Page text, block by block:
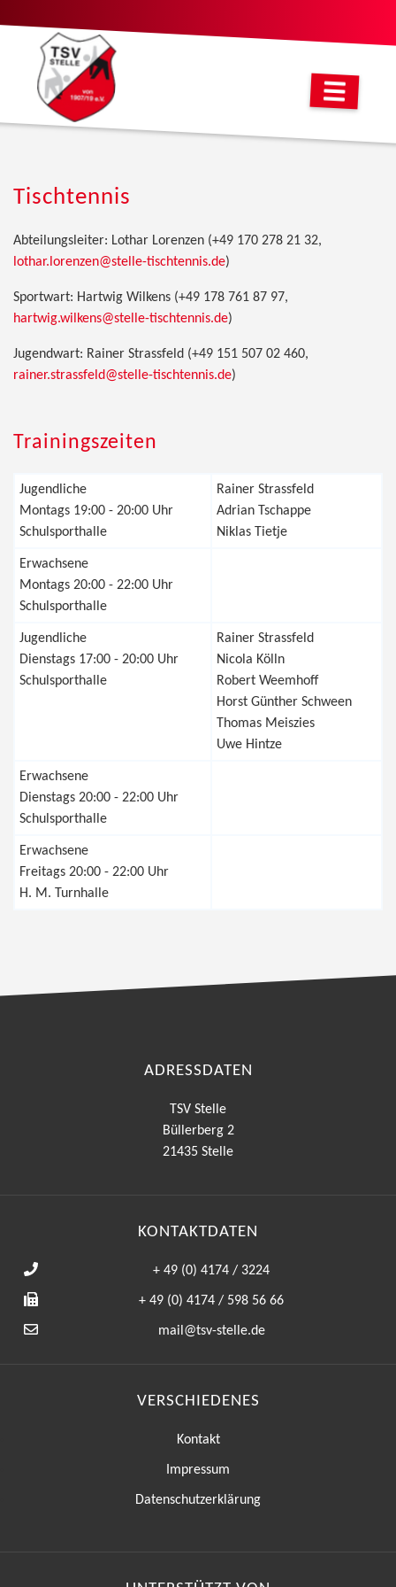
Tischtennis
Abteilungsleiter: Lothar Lorenzen (+49 170 278 21 32,
lothar.lorenzen@stelle-tischtennis.de)
Sportwart: Hartwig Wilkens (+49 178 761 87 97,
hartwig.wilkens@stelle-tischtennis.de)
Jugendwart: Rainer Strassfeld (+49 151 507 02 460,
rainer.strassfeld@stelle-tischtennis.de)
Trainingszeiten
Jugendliche
Montags 19:00 - 20:00 Uhr
Schulsporthalle
Rainer Strassfeld
Adrian Tschappe
Niklas Tietje
Erwachsene
Montags 20:00 - 22:00 Uhr
Schulsporthalle
Jugendliche
Dienstags 17:00 - 20:00 Uhr
Schulsporthalle
Rainer Strassfeld
Nicola Kölln
Robert Weemhoff
Horst Günther Schween
Thomas Meiszies
Uwe Hintze
Erwachsene
Dienstags 20:00 - 22:00 Uhr
Schulsporthalle
Erwachsene
Freitags 20:00 - 22:00 Uhr
H. M. Turnhalle
ADRESSDATEN
TSV Stelle
Büllerberg 2
21435 Stelle
KONTAKTDATEN
+ 49 (0) 4174 / 3224
+ 49 (0) 4174 / 598 56 66
mail@tsv-stelle.de
VERSCHIEDENES
Kontakt
Impressum
Datenschutzerklärung